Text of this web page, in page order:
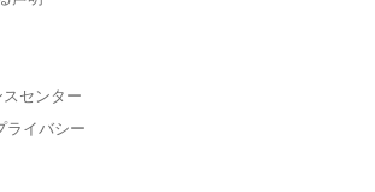
ロットサービスまたはベータサービスは、
でご利用ください。
設定の [調査] タブには、組織内の新規調
決済みの調査の概要が視覚的に表示されま
(平均解決時間)] 値には、インシデント
センター
ライバシー